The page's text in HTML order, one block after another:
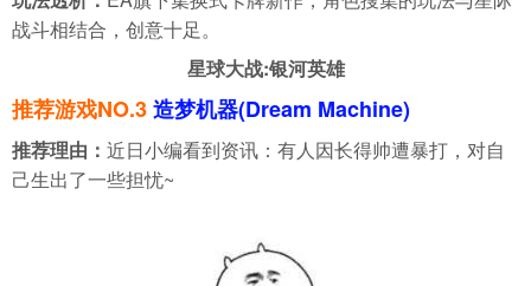
战斗相结合，创意十足。
星球大战:银河英雄
推荐游戏NO.3造梦机器(Dream Machine)
推荐理由： 近日小编看到资讯：有人因长得帅遭暴打，对自
己生出了一些担忧~